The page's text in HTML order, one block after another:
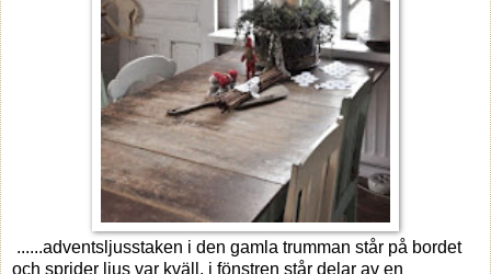
......adventsljusstaken i den gamla trumman står på bordet
och sprider ljus var kväll, i fönstren står delar av en